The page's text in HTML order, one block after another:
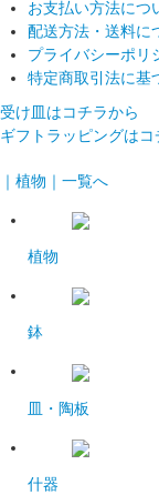
お支払い方法につ
配送方法・送料に
プライバシーポリ
特定商取引法に基
受け皿はコチラから
ギフトラッピングはコ
｜植物｜一覧へ
植物
鉢
皿・陶板
什器